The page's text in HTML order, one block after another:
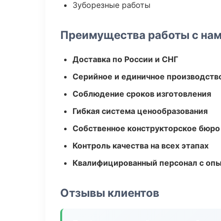
Зуборезные работы
Преимущества работы с
Доставка по России и СНГ
Серийное и единичное
Соблюдение сроков изготовления
Гибкая система ценообразования
Собственное конструкторское бюро
Контроль качества на всех этапах
Квалифицированный персонал с
Отзывы клиентов